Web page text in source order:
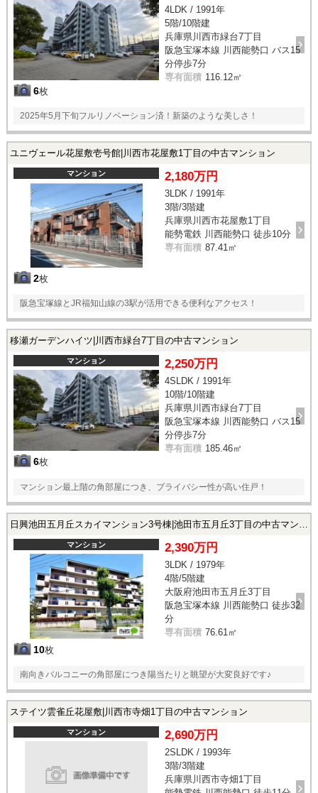
6枚
4LDK / 1991年
5階/10階建
兵庫県川西市緑台7丁目
阪急宝塚本線 川西能勢口 バス15
分停歩7分
専有面積 116.12㎡
2025年5月下旬フルリノベーション済！新築のような美しさ！
ユニヴェール花屋敷壱号館|川西市花屋敷1丁目の中古マンション
マンション
2枚
2,180万円
3LDK / 1991年
3階/3階建
兵庫県川西市花屋敷1丁目
能勢電鉄 川西能勢口 徒歩10分
専有面積 87.41㎡
阪急宝塚線とJR福知山線の3駅が活用できる便利なアクセス！
移瀬ガーデンハイツ|川西市緑台7丁目の中古マンション
マンション
6枚
2,250万円
4SLDK / 1991年
10階/10階建
兵庫県川西市緑台7丁目
阪急宝塚本線 川西能勢口 バス15
分停歩7分
専有面積 185.46㎡
マンション最上階の角部屋につき、プライバシー性が高い住戸！
マンション
10枚
2,390万円
3LDK / 1979年
4階/5階建
大阪府池田市五月丘3丁目
阪急宝塚本線 川西能勢口 徒歩32
分
専有面積 76.61㎡
南向きバルコニーの角部屋につき陽当たりと眺望が大変良好です♪
ステイツ雲雀丘花屋敷|川西市寺畑1丁目の中古マンション
マンション 2,690万円
2SLDK / 1993年
3階/3階建
兵庫県川西市寺畑1丁目